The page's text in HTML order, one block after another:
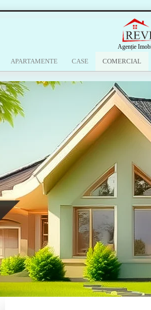
Agenție
APARTAMENTE CASE COMERCIAL